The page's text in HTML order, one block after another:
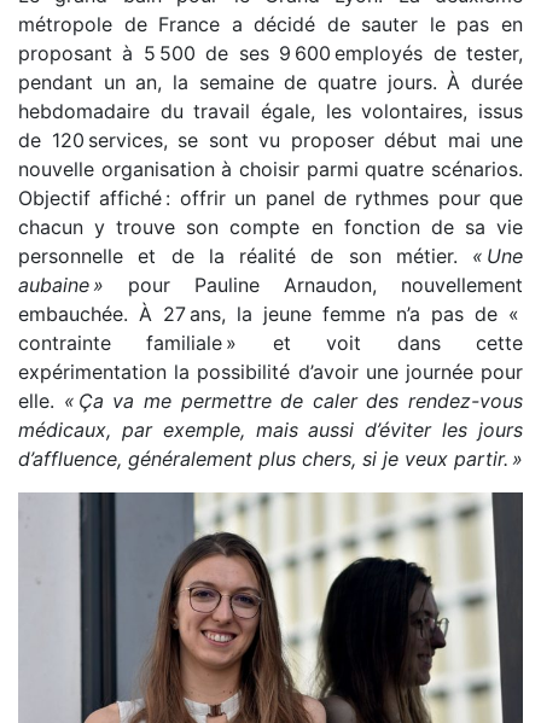
métropole de France a décidé de sauter le pas en
proposant à 5 500 de ses 9 600 employés de tester,
pendant un an, la semaine de quatre jours. À durée
hebdomadaire du travail égale, les volontaires, issus
de 120 services, se sont vu proposer début mai une
nouvelle organisation à choisir parmi quatre scénarios.
Objectif affiché : offrir un panel de rythmes pour que
chacun y trouve son compte en fonction de sa vie
personnelle et de la réalité de son métier. « Une
aubaine » pour Pauline Arnaudon, nouvellement
embauchée. À 27 ans, la jeune femme n’a pas de «
contrainte familiale » et voit dans cette
expérimentation la possibilité d’avoir une journée pour
elle. « Ça va me permettre de caler des rendez-vous
médicaux, par exemple, mais aussi d’éviter les jours
d’affluence, généralement plus chers, si je veux partir. »